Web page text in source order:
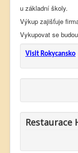
u základní školy.
Výkup zajišťuje
Vykupovat se
Visit Rokycansko
Restaurace